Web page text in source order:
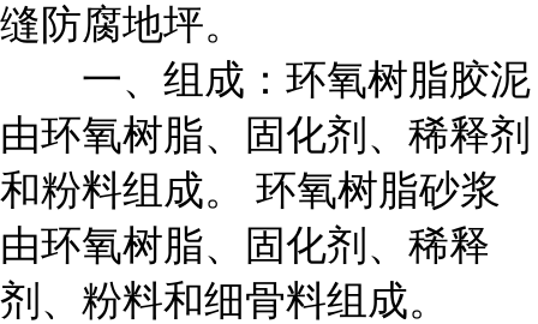
缝防腐地坪。
一、组成：环氧树脂胶泥
由环氧树脂、固化剂、稀释剂
和粉料组成。 环氧树脂砂浆
由环氧树脂、固化剂、稀释
剂、粉料和细骨料组成。